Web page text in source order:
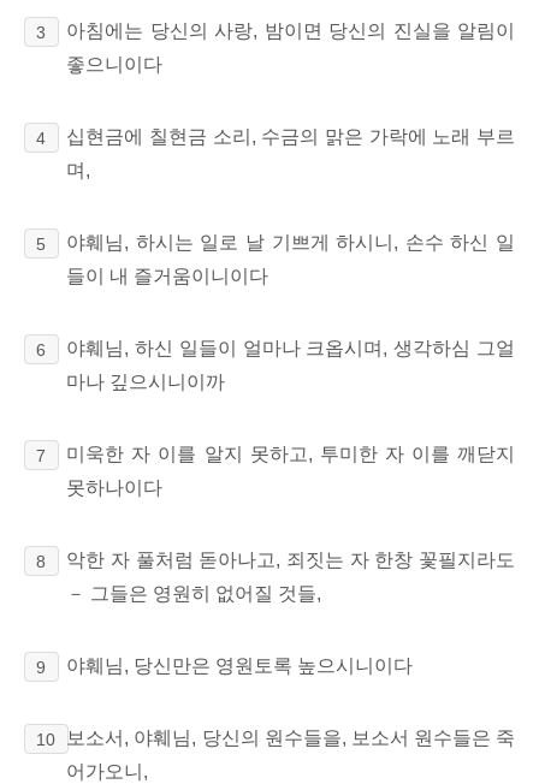
3
아침에는 당신의 사랑, 밤이면 당신의 진실을 알림이
좋으니이다
4
십현금에 칠현금 소리, 수금의 맑은 가락에 노래 부르
며,
5
야훼님, 하시는 일로 날 기쁘게 하시니, 손수 하신 일
들이 내 즐거움이니이다
6
야훼님, 하신 일들이 얼마나 크옵시며, 생각하심 그얼
마나 깊으시니이까
7
미욱한 자 이를 알지 못하고, 투미한 자 이를 깨닫지
못하나이다
8
악한 자 풀처럼 돋아나고, 죄짓는 자 한창 꽃필지라도
－ 그들은 영원히 없어질 것들,
9 야훼님, 당신만은 영원토록 높으시니이다
10
보소서, 야훼님, 당신의 원수들을, 보소서 원수들은 죽
어가오니,